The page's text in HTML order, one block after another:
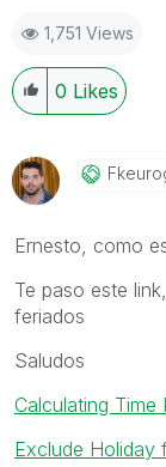
1,751 Views
0 Likes
Ernesto, como
Te paso este
feriados
Saludos
Calculating Time
Exclude Holiday